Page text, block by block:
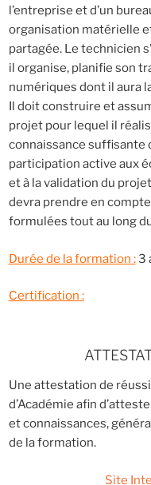
l’entreprise et d’un
organisation matérielle
partagée. Le technicien
il organise, planifie son
numériques dont il aura
Il doit construire et
projet pour lequel il
connaissance suffisante
participation active aux
et à la validation du
devra prendre en
formulées tout au long
Durée de la formation :3
Certification :
Une attestation de
d’Académie afin
et connaissances,
de la formation.
Site